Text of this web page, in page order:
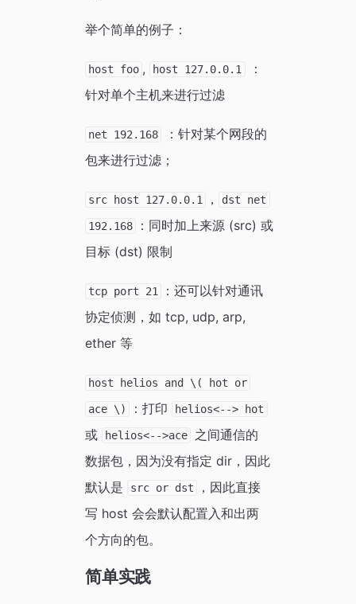
举个简单的例子：
host foo , host 127.0.0.1
：
针对单个主机来进行过滤
net 192.168
：针对某个网段的
包来进行过滤；
src host 127.0.0.1 ， dst net
192.168
：同时加上来源 (src) 或
目标 (dst) 限制
tcp port 21
：还可以针对通讯
协定侦测，如 tcp, udp, arp,
ether 等
host helios and \( hot or
ace \) ：打印 helios<--> hot
或 helios<-->ace
之间通信的
数据包，因为没有指定 dir，因此
默认是
src or dst
，因此直接
写 host 会会默认配置入和出两
个方向的包。
简单实践